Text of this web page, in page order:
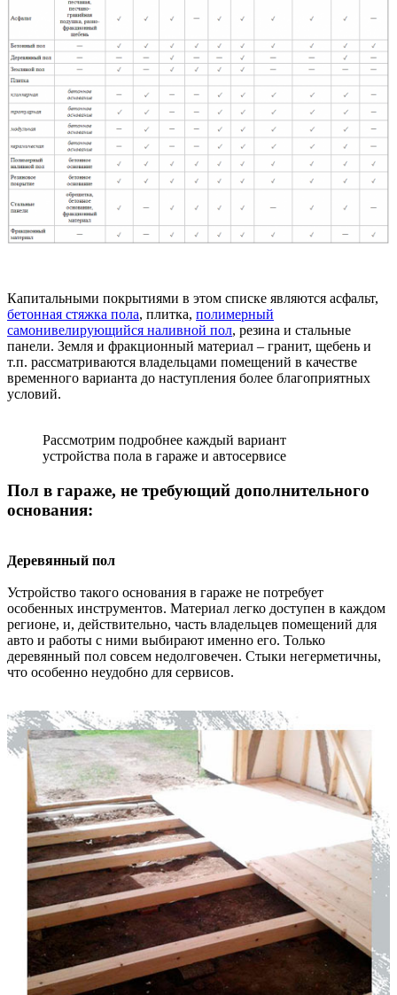
Капитальными покрытиями в этом списке являются асфальт,
бетонная стяжка пола, плитка, полимерный
самонивелирующийся наливной пол, резина и стальные
панели. Земля и фракционный материал – гранит, щебень и
т.п. рассматриваются владельцами помещений в качестве
временного варианта до наступления более благоприятных
условий.
Рассмотрим подробнее каждый вариант
устройства пола в гараже и автосервисе
Пол в гараже, не требующий дополнительного
основания:
Деревянный пол
Устройство такого основания в гараже не потребует
особенных инструментов. Материал легко доступен в каждом
регионе, и, действительно, часть владельцев помещений для
авто и работы с ними выбирают именно его. Только
деревянный пол совсем недолговечен. Стыки негерметичны,
что особенно неудобно для сервисов.